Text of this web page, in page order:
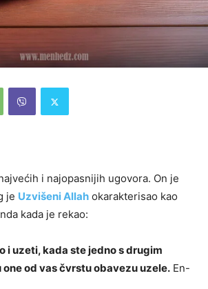
i najopasnijih ugovora. On je
je Uzvišeni Allah okarakterisao kao
kada je rekao:
i uzeti, kada ste jedno s drugim
od vas čvrstu obavezu uzele. En-